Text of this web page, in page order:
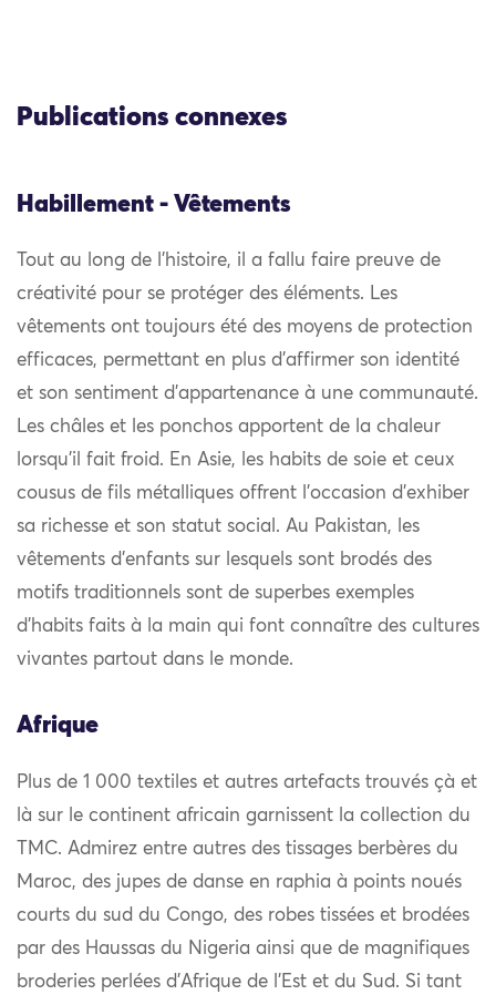
Publications connexes
Habillement - Vêtements
Tout au long de l’histoire, il a fallu faire preuve de
créativité pour se protéger des éléments. Les
vêtements ont toujours été des moyens de protection
efficaces, permettant en plus d’affirmer son identité
et son sentiment d’appartenance à une communauté.
Les châles et les ponchos apportent de la chaleur
lorsqu’il fait froid. En Asie, les habits de soie et ceux
cousus de fils métalliques offrent l’occasion d’exhiber
sa richesse et son statut social. Au Pakistan, les
vêtements d’enfants sur lesquels sont brodés des
motifs traditionnels sont de superbes exemples
d’habits faits à la main qui font connaître des cultures
vivantes partout dans le monde.
Afrique
Plus de 1 000 textiles et autres artefacts trouvés çà et
là sur le continent africain garnissent la collection du
TMC. Admirez entre autres des tissages berbères du
Maroc, des jupes de danse en raphia à points noués
courts du sud du Congo, des robes tissées et brodées
par des Haussas du Nigeria ainsi que de magnifiques
broderies perlées d’Afrique de l’Est et du Sud. Si tant